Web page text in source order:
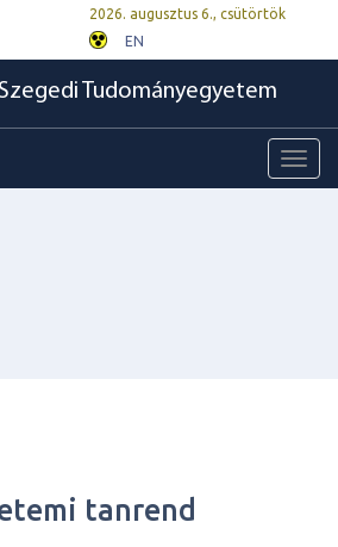
2026. augusztus 6., csütörtök
EN
Szegedi Tudományegyetem
tanrend